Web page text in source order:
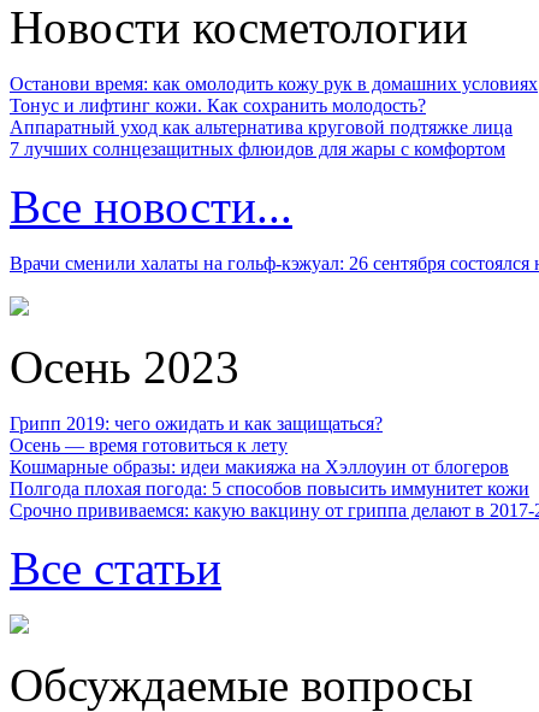
Новости косметологии
Останови время: как омолодить кожу рук в домашних условиях
Тонус и лифтинг кожи. Как сохранить молодость?
Аппаратный уход как альтернатива круговой подтяжке лица
7 лучших солнцезащитных флюидов для жары с комфортом
Все новости...
Врачи сменили халаты на гольф-кэжуал: 26 сентября
Осень 2023
Грипп 2019: чего ожидать и как защищаться?
Осень — время готовиться к лету
Кошмарные образы: идеи макияжа на Хэллоуин от блогеров
Полгода плохая погода: 5 способов повысить иммунитет кожи
Срочно прививаемся: какую вакцину от гриппа делают в 2017-
Все статьи
Обсуждаемые вопросы